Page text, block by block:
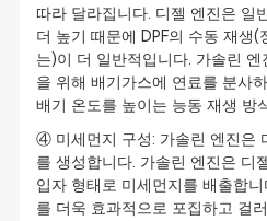
따라 달라집니다. 디젤 엔진은 일
더 높기 때문에 DPF의 수동 재생
는)이 더 일반적입니다. 가솔린 엔
을 위해 배기가스에 연료를 분사
배기 온도를 높이는 능동 재생 방
④ 미세먼지 구성: 가솔린 엔진은
를 생성합니다. 가솔린 엔진은 디
입자 형태로 미세먼지를 배출합
를 더욱 효과적으로 포집하고 걸